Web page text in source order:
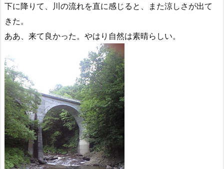
下に降りて、川の流れを直に感じると、また涼しさが出て
きた。
ああ、来て良かった。やはり自然は素晴らしい。